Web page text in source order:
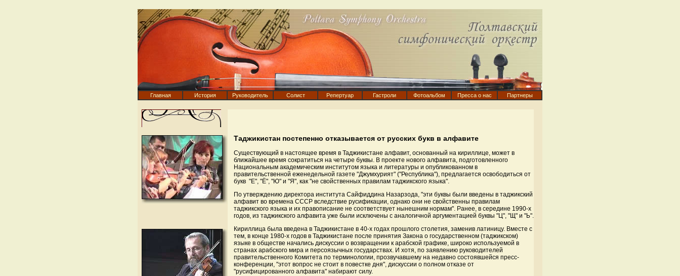
Главная История Руководитель Солист Репертуар Гастроли Фотоальбом Пресса о нас Партнеры
Таджикистан постепенно отказывается от русских букв в алфавите
Существующий в настоящее время в Таджикистане алфавит, основанный на кириллице, может в
ближайшее время сократиться на четыре буквы. В проекте нового алфавита, подготовленного
Национальным академическим институтом языка и литературы и опубликованном в
правительственной еженедельной газете "Джумхурият" ("Республика"), предлагается освободиться от
букв "Е", "Ё", "Ю" и "Я", как "не свойственных правилам таджикского языка".
По утверждению директора института Сайфиддина Назарзода, "эти буквы были введены в таджикский
алфавит во времена СССР вследствие русификации, однако они не свойственны правилам
таджикского языка и их правописание не соответствует нынешним нормам". Ранее, в середине 1990-х
годов, из таджикского алфавита уже были исключены с аналогичной аргументацией буквы "Ц", "Щ" и "Ь".
Кириллица была введена в Таджикистане в 40-х годах прошлого столетия, заменив латиницу. Вместе с
тем, в конце 1980-х годов в Таджикистане после принятия Закона о государственном (таджикском)
языке в обществе начались дискуссии о возвращении к арабской графике, широко используемой в
странах арабского мира и персоязычных государствах. И хотя, по заявлению руководителей
правительственного Комитета по терминологии, прозвучавшему на недавно состоявшейся пресс-
конференции, "этот вопрос не стоит в повестке дня", дискуссии о полном отказе от
"русифицированного алфавита" набирают силу.